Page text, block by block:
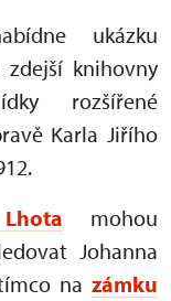
ukázku
knihovny
rozšířené
Karla Jiřího
mohou
Johanna
na zámku